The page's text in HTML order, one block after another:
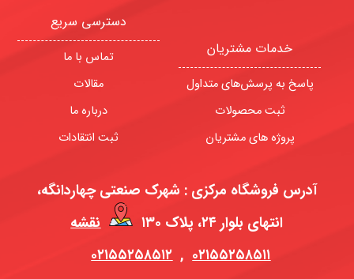
خدمات مشتریان
پاسخ به پرسش‌های متداول
ثبت محصولات
پروژه های مشتریان
دسترسی سریع
تماس با ما
مقالات
درباره ما
ثبت انتقادات
آدرس فروشگاه مرکزی : شهرک صنعتی چهاردانگه،
انتهای بلوار ۲۴، پلاک ۱۳۰
نقشه
۰۲۱۵۵۲۵۸۵۱۱,۰۲۱۵۵۲۵۸۵۱۲